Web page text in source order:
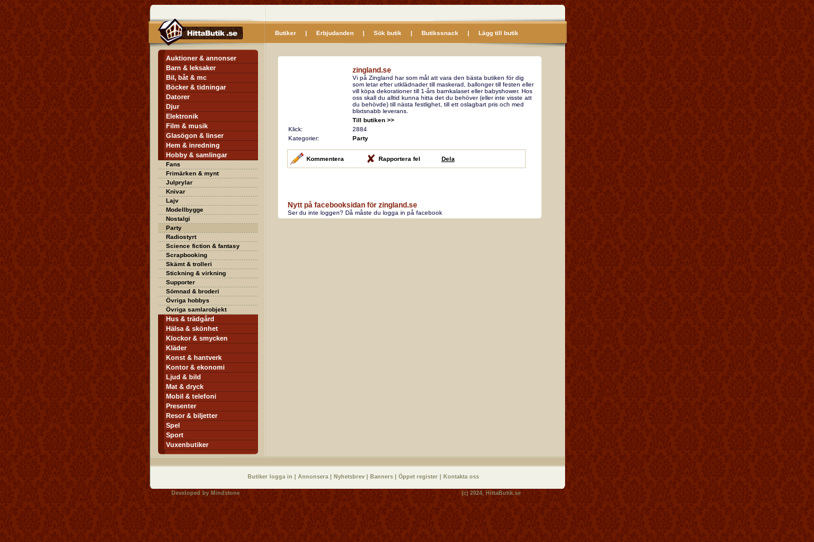
Butiker| Erbjudanden| Sök butik | Butikssnack | Lägg till butik
Auktioner & annonser
Barn & leksaker
Bil, båt & mc
Böcker & tidningar
Datorer
Djur
Elektronik
Film & musik
Glasögon & linser
Hem & inredning
Hobby & samlingar
Fans
Frimärken & mynt
Julprylar
Knivar
Lajv
Modellbygge
Nostalgi
Party
Radiostyrt
Science fiction & fantasy
Scrapbooking
Skämt & trolleri
Stickning & virkning
Supporter
Sömnad & broderi
Övriga hobbys
Övriga samlarobjekt
Hus & trädgård
Hälsa & skönhet
Klockor & smycken
Kläder
Konst & hantverk
Kontor & ekonomi
Ljud & bild
Mat & dryck
Mobil & telefoni
Presenter
Resor & biljetter
Spel
Sport
Vuxenbutiker
zingland.se
Vi på Zingland har som mål att vara den bästa butiken för dig
som letar efter utklädnader till maskerad, ballonger till festen eller
vill köpa dekorationer till 1-års barnkalaset eller babyshower. Hos
oss skall du alltid kunna hitta det du behöver (eller inte visste att
du behövde) till nästa festlighet, till ett oslagbart pris och med
blixtsnabb leverans.
Till butiken >>
Klick:
2884
Kategorier:
Party
Kommentera Rapportera fel Dela
Nytt på facebooksidan för zingland.se
Ser du inte loggen? Då måste du logga in på facebook
Butiker logga in Annonsera Nyhetsbrev Banners Öppet register Kontakta oss
Developed by Mindstone (c) 2024, HittaButik.se